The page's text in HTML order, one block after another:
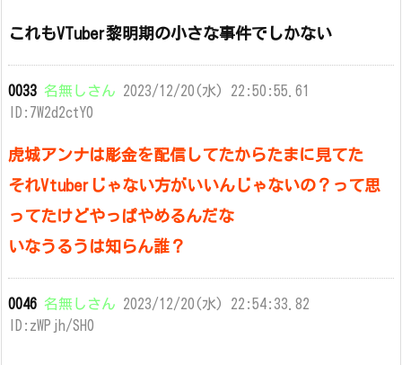
これもVTuber黎明期の小さな事件でしかない
0033 名無しさん 2023/12/20(水) 22:50:55.61
ID:7W2d2ctY0
虎城アンナは彫金を配信してたからたまに見てた
それVtuberじゃない方がいいんじゃないの？って思
ってたけどやっぱやめるんだな
いなうるうは知らん誰？
0046 名無しさん 2023/12/20(水) 22:54:33.82
ID:zWPjh/SH0